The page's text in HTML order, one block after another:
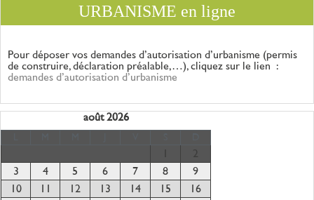
URBANISME en ligne
Pour déposer vos demandes d’autorisation d’urbanisme (permis
de construire, déclaration préalable,…), cliquez sur le lien :
demandes d’autorisation d’urbanisme
août 2026
2
3
4 5 6 7 8
9
10
12 13 14 15
16